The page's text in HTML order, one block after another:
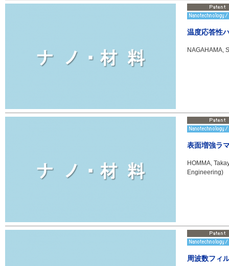
温度応答性
NAGAHAMA,
表面増強ラ
HOMMA,
Engineering)
周波数フィ